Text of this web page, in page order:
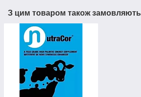
З цим товаром також замовляють